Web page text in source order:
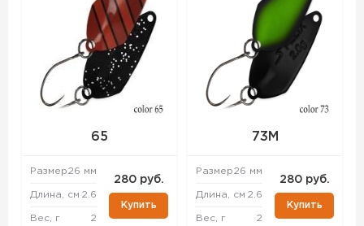
65
Размер26 мм
Длина, см 2.6
Вес, г 2
280 руб.
Купить
73M
Размер26 мм
Длина, см 2.6
Вес, г 2
280 руб.
Купить